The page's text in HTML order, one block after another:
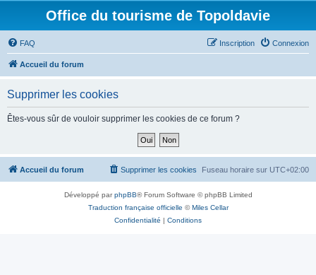
Office du tourisme de Topoldavie
FAQ Connexion
Inscription
Accueil du forum
Supprimer les cookies
Êtes-vous sûr de vouloir supprimer les cookies de ce forum ?
Accueil du forum Fuseau horaire sur UTC+02:00
Supprimer les cookies
Développé parphpBB® Forum Software © phpBB Limited
Traduction française officielle ©Miles Cellar
Confidentialité | Conditions